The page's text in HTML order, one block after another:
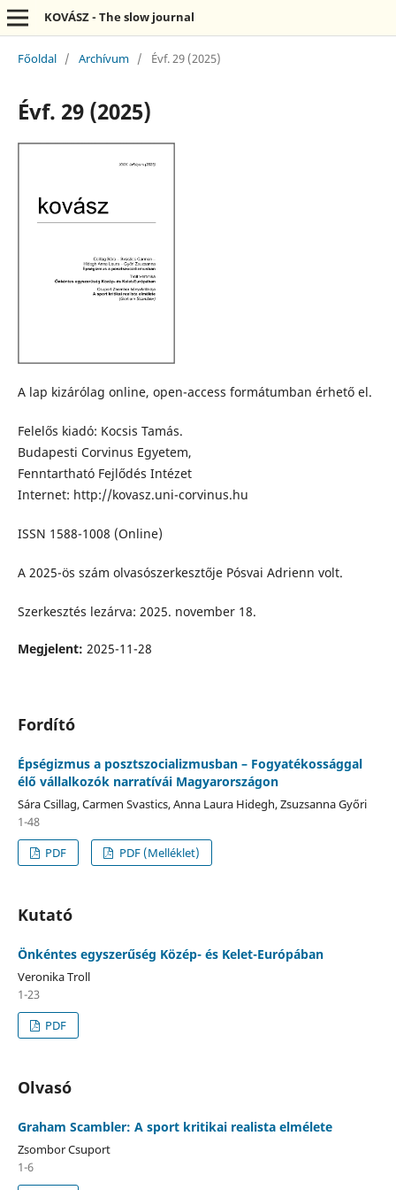
KOVÁSZ - The slow journal
Főoldal / Archívum / Évf. 29 (2025)
Évf. 29 (2025)
A lap kizárólag online, open-access formátumban érhető el.
Felelős kiadó: Kocsis Tamás.
Budapesti Corvinus Egyetem,
Fenntartható Fejlődés Intézet
Internet: http://kovasz.uni-corvinus.hu
ISSN 1588-1008 (Online)
A 2025-ös szám olvasószerkesztője Pósvai Adrienn volt.
Szerkesztés lezárva: 2025. november 18.
Megjelent: 2025-11-28
Fordító
Épségizmus a posztszocializmusban – Fogyatékossággal
élő vállalkozók narratívái Magyarországon
Sára Csillag, Carmen Svastics, Anna Laura Hidegh, Zsuzsanna Győri
1-48
PDF
PDF (Melléklet)
Kutató
Önkéntes egyszerűség Közép- és Kelet-Európában
Veronika Troll
1-23
PDF
Olvasó
Graham Scambler: A sport kritikai realista elmélete
Zsombor Csuport
1-6